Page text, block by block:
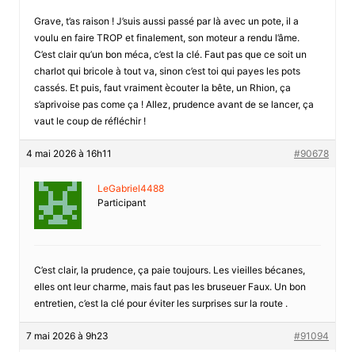
Grave, t’as raison ! J’suis aussi passé par là avec un pote, il a
voulu en faire TROP et finalement, son moteur a rendu l’âme.
C’est clair qu’un bon méca, c’est la clé. Faut pas que ce soit un
charlot qui bricole à tout va, sinon c’est toi qui payes les pots
cassés. Et puis, faut vraiment ècouter la bête, un Rhion, ça
s’aprivoise pas come ça ! Allez, prudence avant de se lancer, ça
vaut le coup de réfléchir !
4 mai 2026 à 16h11 #90678
LeGabriel4488
Participant
C’est clair, la prudence, ça paie toujours. Les vieilles bécanes,
elles ont leur charme, mais faut pas les bruseuer Faux. Un bon
entretien, c’est la clé pour éviter les surprises sur la route .
7 mai 2026 à 9h23 #91094